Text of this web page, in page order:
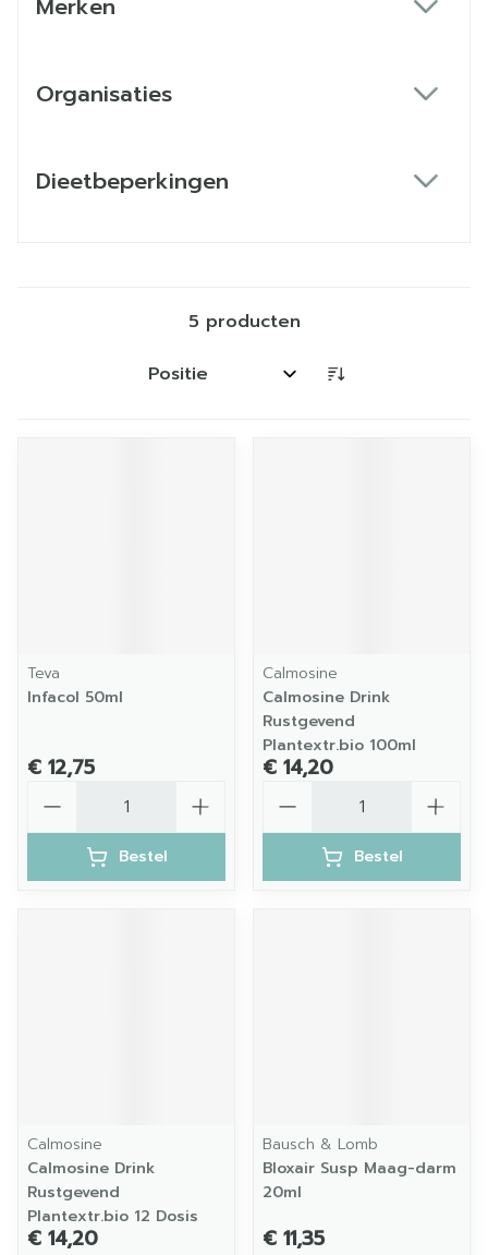
Merken
Organisaties
Dieetbeperkingen
5 producten
Sorteer op:
Teva
Infacol 50ml
€ 12,75
Bestel
Calmosine
Calmosine Drink
Rustgevend
Plantextr.bio 100ml
€ 14,20
Bestel
Calmosine
Calmosine Drink
Rustgevend
Plantextr.bio 12 Dosis
€ 14,20
Bausch & Lomb
Bloxair Susp Maag-darm
20ml
€ 11,35